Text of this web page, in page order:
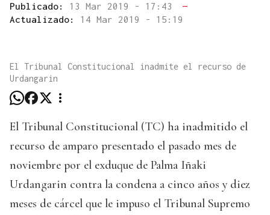
Publicado: 13 Mar 2019 - 17:43
—
Actualizado: 14 Mar 2019 - 15:19
El Tribunal Constitucional inadmite el recurso de
Urdangarin
El Tribunal Constitucional (TC) ha inadmitido el
recurso de amparo presentado el pasado mes de
noviembre por el exduque de Palma Iñaki
Urdangarin contra la condena a cinco años y diez
meses de cárcel que le impuso el Tribunal Supremo